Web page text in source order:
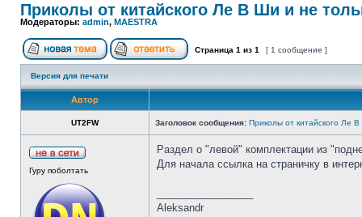
Приколы от китайского Ле В Ши и не
Модераторы: admin, MAESTRA
Страница 1 из 1 [ 1 сообщение ]
Версия для печати
Автор
UT2FW Заголовок сообщения: Приколы от китайского Ле
Гуру поболтать
Раздел о "левой" комплектации из
Для начала ссылка на страничку в
Aleksandr